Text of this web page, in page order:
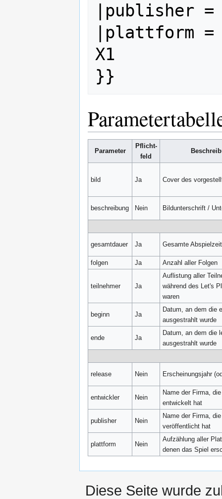
|publisher =
|plattform =
X1
Parameter
Pflicht-
feld
bild Ja Cover des
beschreibung Nein Bildunterschrift /
gesamtdauer Ja Gesamte
folgen Ja Anzahl aller Folgen
teilnehmer Ja
Auflistung aller
während des Let's
waren
beginn Ja
Datum, an dem die
ausgestrahlt wurde
ende Ja
Datum, an dem die
ausgestrahlt wurde
release Nein Erscheinungsjahr
entwickler Nein
Name der Firma,
entwickelt hat
publisher Nein
Name der Firma,
veröffentlicht hat
plattform Nein
Aufzählung aller
denen das Spiel
Diese Seite wurde